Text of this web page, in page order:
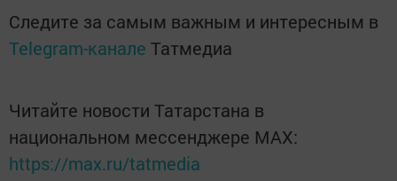
Следите за самым важным и интересным в
Telegram-канале Татмедиа
Читайте новости Татарстана в
национальном мессенджере MАХ:
https://max.ru/tatmedia